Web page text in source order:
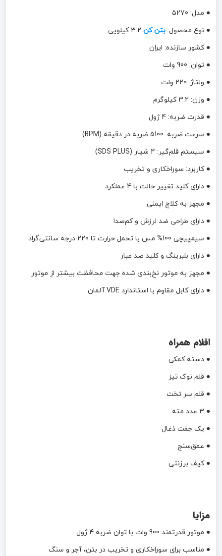
● مدل: 5270
● نوع محصول: بتن کن
● کشور سازنده: ایران
● توان: 900 وات
● ولتاژ: 220 ولت
● وزن: 3.2 کیلوگرم
● قدرت ضربه: 4 ژول
● سرعت ضربه: 5100 ضربه در دقیقه (BPM)
● سیستم قلم‌گیر: 4 شیار (SDS PLUS)
● کاربرد: سوراخکاری و تخریب
● دارای کلید تغییر حالت با 4 عملکرد
● مجهز به کلاچ ایمنی
● دارای طراحی ضد لرزش و کم‌صدا
● سیم‌پیچی 100% مس با تحمل حرارت تا 220 درجه سانتی‌گراد
● دارای بلبرینگ و کلید ضد غبار
● مجهز به موتور نخ‌بندی شده جهت محافظت بیشتر از موتور
● دارای کابل مقاوم با استاندارد VDE آلمان
اقلام همراه
● دسته کمکی
● قلم نوک تیز
● قلم سر تخت
● 3 عدد مته
● یک جفت ذغال
● عمق‌سنج
● کیف برزنتی
مزایا
● موتور قدرتمند 900 وات با توان ضربه 4 ژول
● مناسب برای سوراخکاری و تخریب در بتن، آجر و سنگ